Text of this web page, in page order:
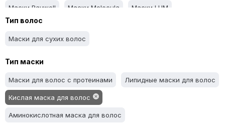
Маски Raywell Маски Molecula Маски LUM
Маски KayPro
Маски Fanola Маски Extremo
Маски Elgon
Маски Brazil Gold Маски Bogenia Маски Beneliss
Маски Barex
Тип волос
Маски для сухих волос
Тип маски
Маски для волос с протеинами Липидные маски для волос
Кислая маска для волос
Аминокислотная маска для волос